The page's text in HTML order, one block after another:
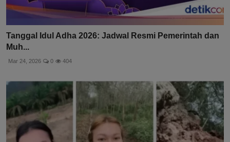
Tanggal Idul Adha 2026: Jadwal Resmi Pemerintah dan
Muh...
Mar 24, 2026 0 404